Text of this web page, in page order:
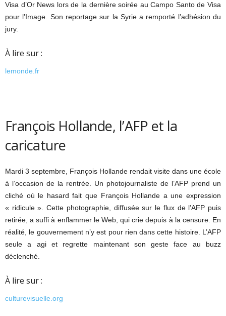
Visa d’Or News lors de la dernière soirée au Campo Santo de Visa
pour l’Image. Son reportage sur la Syrie a remporté l’adhésion du
jury.
À lire sur :
lemonde.fr
François Hollande, l’AFP et la
caricature
Mardi 3 septembre, François Hollande rendait visite dans une école
à l’occasion de la rentrée. Un photojournaliste de l’AFP prend un
cliché où le hasard fait que François Hollande a une expression
« ridicule ». Cette photographie, diffusée sur le flux de l’AFP puis
retirée, a suffi à enflammer le Web, qui crie depuis à la censure. En
réalité, le gouvernement n’y est pour rien dans cette histoire. L’AFP
seule a agi et regrette maintenant son geste face au buzz
déclenché.
À lire sur :
culturevisuelle.org